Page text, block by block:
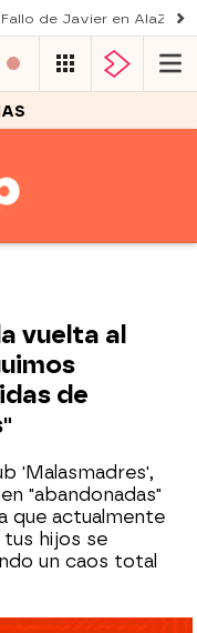
Fallo de Javier en AlaZ
vuelta al
de
'Malasmadres',
"abandonadas"
que actualmente
tus hijos se
un caos total